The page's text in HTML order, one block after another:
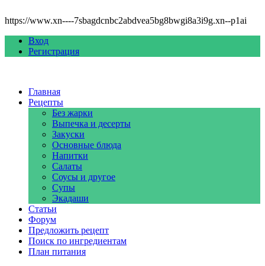
https://www.xn----7sbagdcnbc2abdvea5bg8bwgi8a3i9g.xn--p1ai
Вход
Регистрация
Главная
Рецепты
Без жарки
Выпечка и десерты
Закуски
Основные блюда
Напитки
Салаты
Соусы и другое
Супы
Экадаши
Статьи
Форум
Предложить рецепт
Поиск по ингредиентам
План питания